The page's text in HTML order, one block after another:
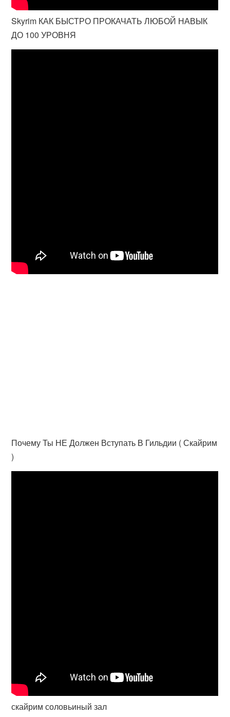
Skyrim КАК БЫСТРО ПРОКАЧАТЬ ЛЮБОЙ НАВЫК
ДО 100 УРОВНЯ
Почему Ты НЕ Должен Вступать В Гильдии ( Скайрим
)
скайрим соловьиный зал